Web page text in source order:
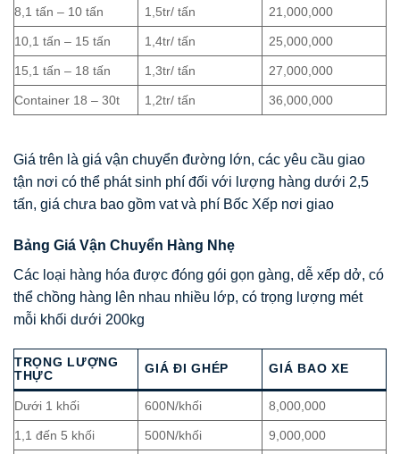
8,1 tấn – 10 tấn 1,5tr/ tấn 21,000,000
10,1 tấn – 15 tấn 1,4tr/ tấn 25,000,000
15,1 tấn – 18 tấn 1,3tr/ tấn 27,000,000
Container 18 – 30t 1,2tr/ tấn 36,000,000
Giá trên là giá vận chuyển đường lớn, các yêu cầu giao
tận nơi có thể phát sinh phí đối với lượng hàng dưới 2,5
tấn, giá chưa bao gồm vat và phí Bốc Xếp nơi giao
Bảng Giá Vận Chuyển Hàng Nhẹ
Các loại hàng hóa được đóng gói gọn gàng, dễ xếp dở, có
thể chồng hàng lên nhau nhiều lớp, có trọng lượng mét
mỗi khối dưới 200kg
TRỌNG LƯỢNG
THỰC
GIÁ ĐI GHÉP GIÁ BAO XE
Dưới 1 khối 600N/khối 8,000,000
1,1 đến 5 khối 500N/khối 9,000,000